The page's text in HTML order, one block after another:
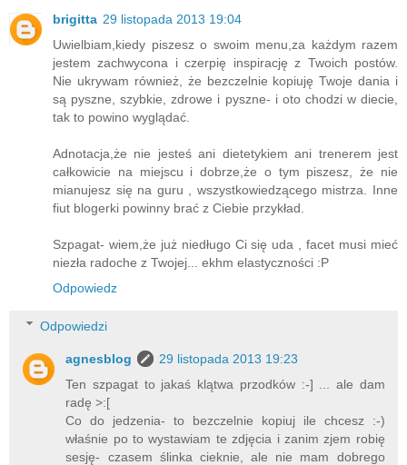
brigitta 29 listopada 2013 19:04
Uwielbiam,kiedy piszesz o swoim menu,za każdym razem
jestem zachwycona i czerpię inspirację z Twoich postów.
Nie ukrywam również, że bezczelnie kopiuję Twoje dania i
są pyszne, szybkie, zdrowe i pyszne- i oto chodzi w diecie,
tak to powino wyglądać.
Adnotacja,że nie jesteś ani dietetykiem ani trenerem jest
całkowicie na miejscu i dobrze,że o tym piszesz, że nie
mianujesz się na guru , wszystkowiedzącego mistrza. Inne
fiut blogerki powinny brać z Ciebie przykład.
Szpagat- wiem,że już niedługo Ci się uda , facet musi mieć
niezła radoche z Twojej... ekhm elastyczności :P
Odpowiedz
Odpowiedzi
agnesblog
29 listopada 2013 19:23
Ten szpagat to jakaś klątwa przodków :-] ... ale dam
radę >:[
Co do jedzenia- to bezczelnie kopiuj ile chcesz :-)
właśnie po to wystawiam te zdjęcia i zanim zjem robię
sesję- czasem ślinka cieknie, ale nie mam dobrego